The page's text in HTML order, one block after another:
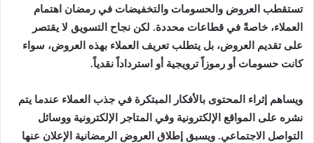
تستقطب العروض والحسومات والتخفيضات في رمضان اهتمام
العملاء، خاصةً في قطاعات محددة. لكن نجاح التسويق لا يقتصر
على تقديم العروض، بل يتطلب تعريف العملاء بهذه العروض، سواء
كانت حسومات أو رموزاً ترويجية أو استرداداً نقدياً.
ويساهم إثراء المحتوى بالأفكار المبتكرة في جذب العملاء عندما يتم
نشره على المواقع الإلكترونية وفي المتاجر الإلكترونية ووسائل
التواصل الاجتماعي. ويسبق إطلاق العروض الرمضانية الإعلان عنها